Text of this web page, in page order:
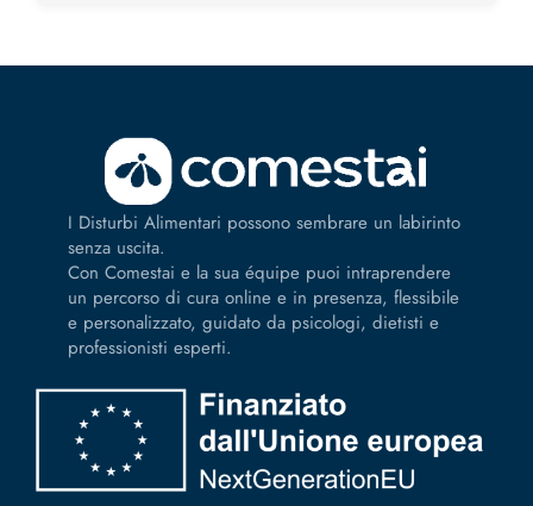
I Disturbi Alimentari possono sembrare un labirinto
senza uscita.
Con Comestai e la sua équipe puoi intraprendere
un percorso di cura online e in presenza, flessibile
e personalizzato, guidato da psicologi, dietisti e
professionisti esperti.